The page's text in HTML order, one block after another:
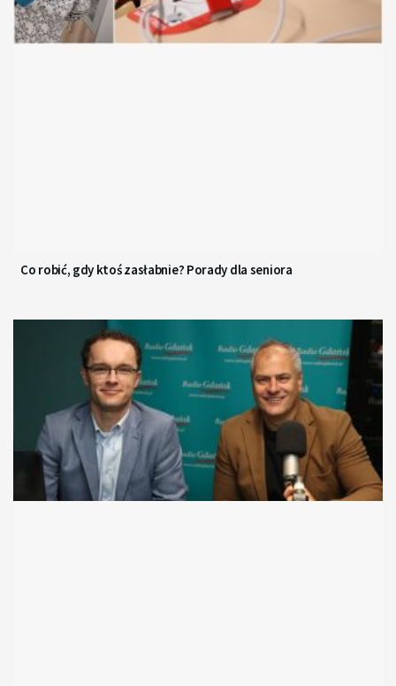
Co robić, gdy ktoś zasłabnie? Porady dla seniora